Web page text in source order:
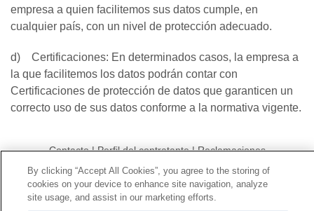
empresa a quien facilitemos sus datos cumple, en
cualquier país, con un nivel de protección adecuado.
d) Certificaciones: En determinados casos, la empresa a
la que facilitemos los datos podrán contar con
Certificaciones de protección de datos que garanticen un
correcto uso de sus datos conforme a la normativa vigente.
Contacto|Perfil del contratante|Reclamaciones
Línea Universal 900 203 203 |Zona Privada Comisión de
Prestaciones Especiales|Zona Privada Proveedor
Sanitario
By clicking “Accept All Cookies”, you agree to the storing of
cookies on your device to enhance site navigation, analyze
site usage, and assist in our marketing efforts.